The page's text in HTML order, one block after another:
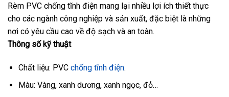
Rèm PVC chống tĩnh điện mang lại nhiều lợi ích thiết thực
cho các ngành công nghiệp và sản xuất, đặc biệt là những
nơi có yêu cầu cao về độ sạch và an toàn.
Thông số kỹ thuật
Chất liệu: PVC chống tĩnh điện.
Màu: Vàng, xanh dương, xanh ngọc, đỏ…